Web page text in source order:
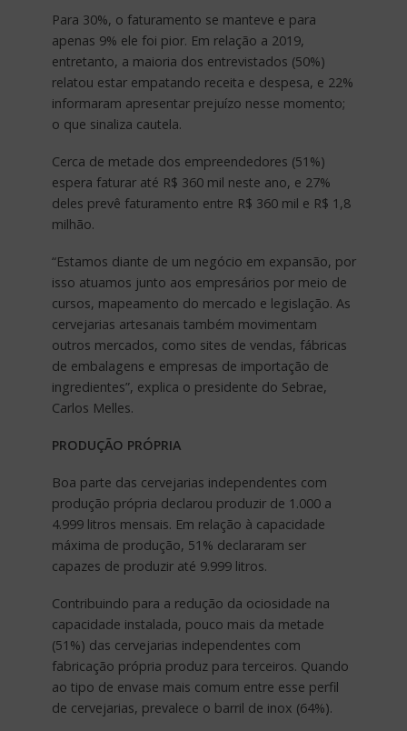
Para 30%, o faturamento se manteve e para
apenas 9% ele foi pior. Em relação a 2019,
entretanto, a maioria dos entrevistados (50%)
relatou estar empatando receita e despesa, e 22%
informaram apresentar prejuízo nesse momento;
o que sinaliza cautela.
Cerca de metade dos empreendedores (51%)
espera faturar até R$ 360 mil neste ano, e 27%
deles prevê faturamento entre R$ 360 mil e R$ 1,8
milhão.
“Estamos diante de um negócio em expansão, por
isso atuamos junto aos empresários por meio de
cursos, mapeamento do mercado e legislação. As
cervejarias artesanais também movimentam
outros mercados, como sites de vendas, fábricas
de embalagens e empresas de importação de
ingredientes”, explica o presidente do Sebrae,
Carlos Melles.
PRODUÇÃO PRÓPRIA
Boa parte das cervejarias independentes com
produção própria declarou produzir de 1.000 a
4.999 litros mensais. Em relação à capacidade
máxima de produção, 51% declararam ser
capazes de produzir até 9.999 litros.
Contribuindo para a redução da ociosidade na
capacidade instalada, pouco mais da metade
(51%) das cervejarias independentes com
fabricação própria produz para terceiros. Quando
ao tipo de envase mais comum entre esse perfil
de cervejarias, prevalece o barril de inox (64%).